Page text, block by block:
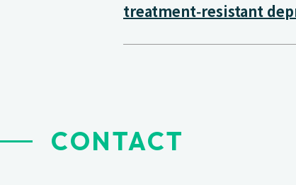
treatment‑resistant
CONTACT